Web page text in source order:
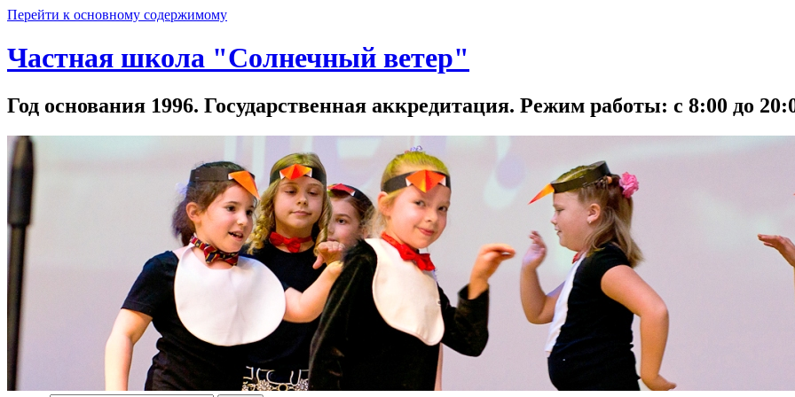
Перейти к основному содержимому
Частная школа "Солнечный ветер"
Год основания 1996. Государственная аккредитация. Режим работы: с 8:00 до